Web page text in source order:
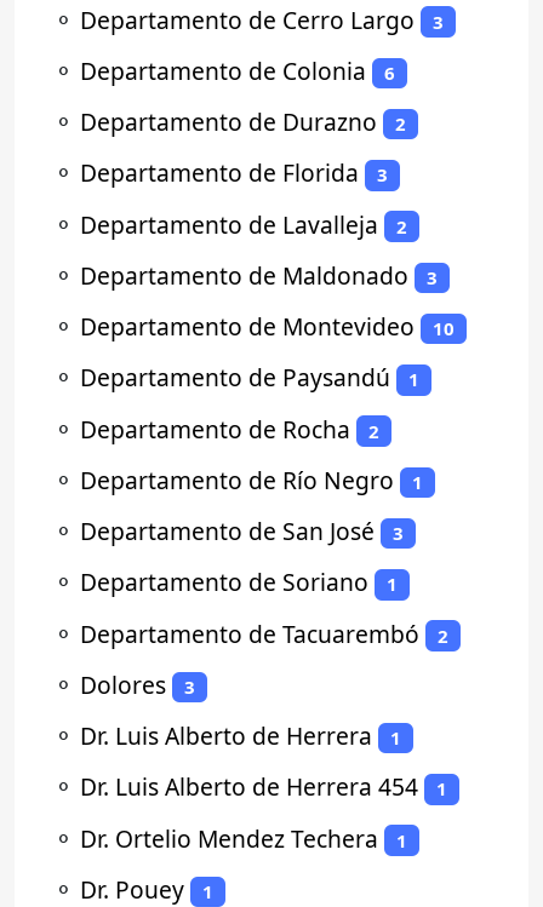
⚬ Departamento de Cerro Largo 3
⚬ Departamento de Colonia 6
⚬ Departamento de Durazno 2
⚬ Departamento de Florida 3
⚬ Departamento de Lavalleja 2
⚬ Departamento de Maldonado 3
⚬ Departamento de Montevideo 10
⚬ Departamento de Paysandú 1
⚬ Departamento de Rocha 2
⚬ Departamento de Río Negro 1
⚬ Departamento de San José 3
⚬ Departamento de Soriano 1
⚬ Departamento de Tacuarembó 2
⚬ Dolores 3
⚬ Dr. Luis Alberto de Herrera 1
⚬ Dr. Luis Alberto de Herrera 454 1
⚬ Dr. Ortelio Mendez Techera 1
⚬ Dr. Pouey 1